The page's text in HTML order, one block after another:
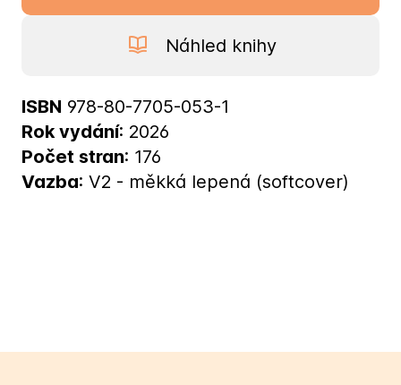
Náhled knihy
ISBN 978-80-7705-053-1
Rok vydání: 2026
Počet stran: 176
Vazba: V2 - měkká lepená (softcover)